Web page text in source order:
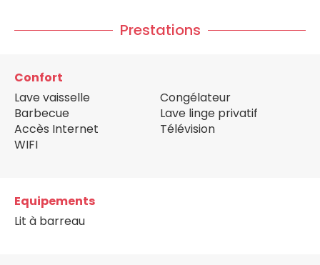
Prestations
Confort
Lave vaisselle
Barbecue
Accès Internet
WIFI
Congélateur
Lave linge privatif
Télévision
Equipements
Lit à barreau